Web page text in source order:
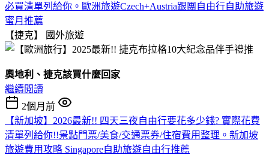
必買清單列給你。歐洲旅遊Czech+Austria跟團自由行自助旅遊
蜜月推薦
【捷克】
國外旅遊
奧地利、捷克該買什麼回家
繼續閱讀
2個月前
【新加坡】2026最新!! 四天三夜自由行要花多少錢? 實際花費
清單列給你!!景點門票/美食/交通票券/住宿費用整理。新加坡
旅遊費用攻略 Singapore自助旅遊自由行推薦